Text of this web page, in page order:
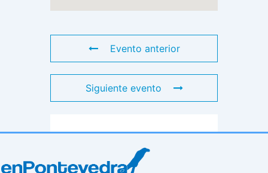
Evento anterior
Siguiente evento